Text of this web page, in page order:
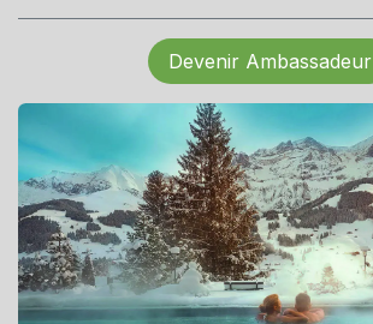
Devenir Ambassadeur